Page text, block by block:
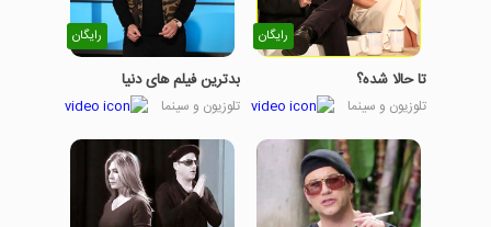
رایگان
تا حالا شده؟
تلوزیون و سینما
رایگان
بدترین فیلم های دنیا
تلوزیون و سینما